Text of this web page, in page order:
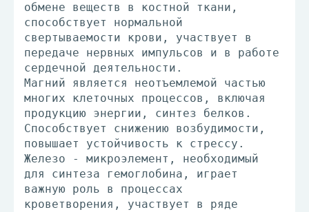
обмене веществ в костной ткани,
способствует нормальной
свертываемости крови, участвует в
передаче нервных импульсов и в работе
сердечной деятельности.
Магний является неотъемлемой частью
многих клеточных процессов, включая
продукцию энергии, синтез белков.
Способствует снижению возбудимости,
повышает устойчивость к стрессу.
Железо - микроэлемент, необходимый
для синтеза гемоглобина, играет
важную роль в процессах
кроветворения, участвует в ряде